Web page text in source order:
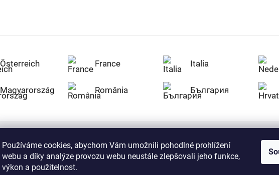
Používáme cookies, abychom Vám umožnili pohodlné prohlížení
webu a díky analýze provozu webu neustále zlepšovali jeho funkce,
výkon a použitelnost.
Österreich France Italia
Magyarország România България
Nakupujte na
citlivá data v
serverem se